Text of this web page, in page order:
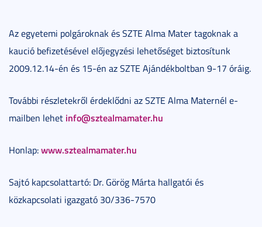
Az egyetemi polgároknak és SZTE Alma Mater tagoknak a
kaució befizetésével előjegyzési lehetőséget biztosítunk
2009.12.14-én és 15-én az SZTE Ajándékboltban 9-17 óráig.
További részletekről érdeklődni az SZTE Alma Maternél e-
mailben lehet info@sztealmamater.hu
Honlap:www.sztealmamater.hu
Sajtó kapcsolattartó: Dr. Görög Márta hallgatói és
közkapcsolati igazgató 30/336-7570